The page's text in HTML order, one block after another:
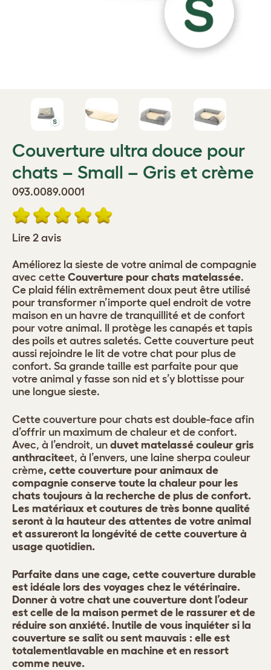
Couverture ultra douce pour
chats – Small – Gris et crème
093.0089.0001
Lire 2 avis
Améliorez la sieste de votre animal de compagnie
avec cette Couverture pour chats matelassée.
Ce plaid félin extrêmement doux peut être utilisé
pour transformer n’importe quel endroit de votre
maison en un havre de tranquillité et de confort
pour votre animal. Il protège les canapés et tapis
des poils et autres saletés. Cette couverture peut
aussi rejoindre le lit de votre chat pour plus de
confort. Sa grande taille est parfaite pour que
votre animal y fasse son nid et s’y blottisse pour
une longue sieste.
Cette couverture pour chats est double-face afin
d’offrir un maximum de chaleur et de confort.
Avec, à l’endroit, un duvet matelassé couleur gris
anthraciteet, à l’envers, une laine sherpa couleur
crème, cette couverture pour animaux de
compagnie conserve toute la chaleur pour les
chats toujours à la recherche de plus de confort.
Les matériaux et coutures de très bonne qualité
seront à la hauteur des attentes de votre animal
et assureront la longévité de cette couverture à
usage quotidien.
Parfaite dans une cage, cette couverture durable
est idéale lors des voyages chez le vétérinaire.
Donner à votre chat une couverture dont l’odeur
est celle de la maison permet de le rassurer et de
réduire son anxiété. Inutile de vous inquiéter si la
couverture se salit ou sent mauvais : elle est
totalement lavable en machine et en ressort
comme neuve.